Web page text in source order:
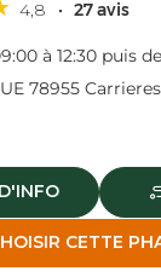
4,8 27 avis
à 12:30 puis
78955
CETTE